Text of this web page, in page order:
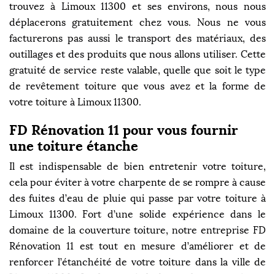
trouvez à Limoux 11300 et ses environs, nous nous
déplacerons gratuitement chez vous. Nous ne vous
facturerons pas aussi le transport des matériaux, des
outillages et des produits que nous allons utiliser. Cette
gratuité de service reste valable, quelle que soit le type
de revêtement toiture que vous avez et la forme de
votre toiture à Limoux 11300.
FD Rénovation 11 pour vous fournir
une toiture étanche
Il est indispensable de bien entretenir votre toiture,
cela pour éviter à votre charpente de se rompre à cause
des fuites d’eau de pluie qui passe par votre toiture à
Limoux 11300. Fort d’une solide expérience dans le
domaine de la couverture toiture, notre entreprise FD
Rénovation 11 est tout en mesure d’améliorer et de
renforcer l’étanchéité de votre toiture dans la ville de